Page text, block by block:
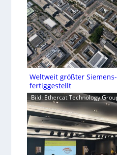
Weltweit größter
fertiggestellt
Bild: Ethercat Technology